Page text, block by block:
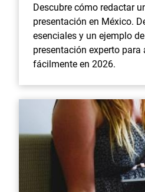
Descubre cómo redactar
presentación en México.
esenciales y un ejemplo
presentación experto
fácilmente en 2026.